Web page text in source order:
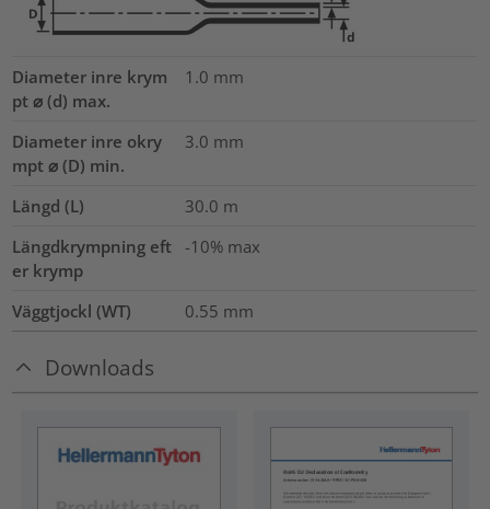
Diameter inre krym
pt ⌀ (d) max.
1.0 mm
Diameter inre okry
mpt ⌀ (D) min.
3.0 mm
Längd (L) 30.0 m
Längdkrympning eft
er krymp
-10% max
Väggtjockl (WT) 0.55 mm
Downloads